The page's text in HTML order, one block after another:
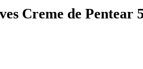
Creme de Pentear